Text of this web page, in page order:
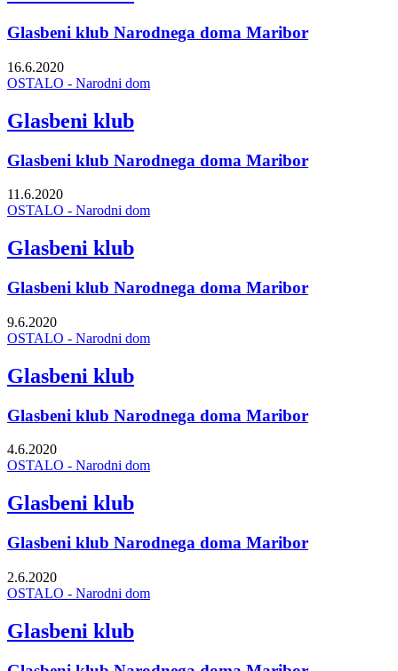
Glasbeni klub Narodnega doma Maribor
16.6.2020
OSTALO - Narodni dom
Glasbeni klub
Glasbeni klub Narodnega doma Maribor
11.6.2020
OSTALO - Narodni dom
Glasbeni klub
Glasbeni klub Narodnega doma Maribor
9.6.2020
OSTALO - Narodni dom
Glasbeni klub
Glasbeni klub Narodnega doma Maribor
4.6.2020
OSTALO - Narodni dom
Glasbeni klub
Glasbeni klub Narodnega doma Maribor
2.6.2020
OSTALO - Narodni dom
Glasbeni klub